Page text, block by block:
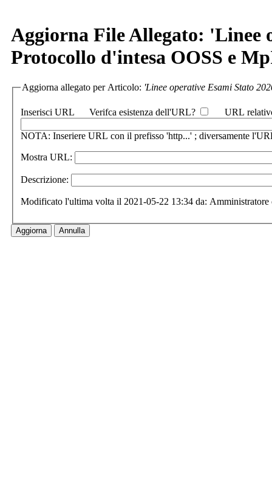
Aggiorna File Allegato: 'Linee
Protocollo d'intesa OOSS e
Aggiorna allegato per Articolo: 'Linee operative Esami Stato
Inserisci URL Verifca esistenza dell'URL? URL
NOTA: Inseriere URL con il prefisso 'http...' ; diversamente
Mostra URL:
Descrizione:
Modificato l'ultima volta il 2021-05-22 13:34 da: Amministratore